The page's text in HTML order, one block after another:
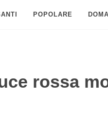
POPOLARE
rossa